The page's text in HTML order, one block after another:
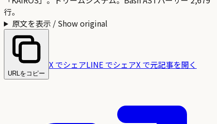
行。
原文を表示 / Show original
URLをコピー
X でシェアLINE でシェアX で元記事を開く